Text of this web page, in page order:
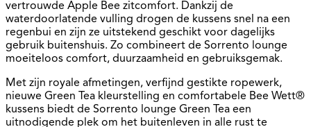
vertrouwde Apple Bee zitcomfort. Dankzij de
waterdoorlatende vulling drogen de kussens snel na een
regenbui en zijn ze uitstekend geschikt voor dagelijks
gebruik buitenshuis. Zo combineert de Sorrento lounge
moeiteloos comfort, duurzaamheid en gebruiksgemak.
Met zijn royale afmetingen, verfijnd gestikte ropewerk,
nieuwe Green Tea kleurstelling en comfortabele Bee Wett®
kussens biedt de Sorrento lounge Green Tea een
uitnodigende plek om het buitenleven in alle rust te